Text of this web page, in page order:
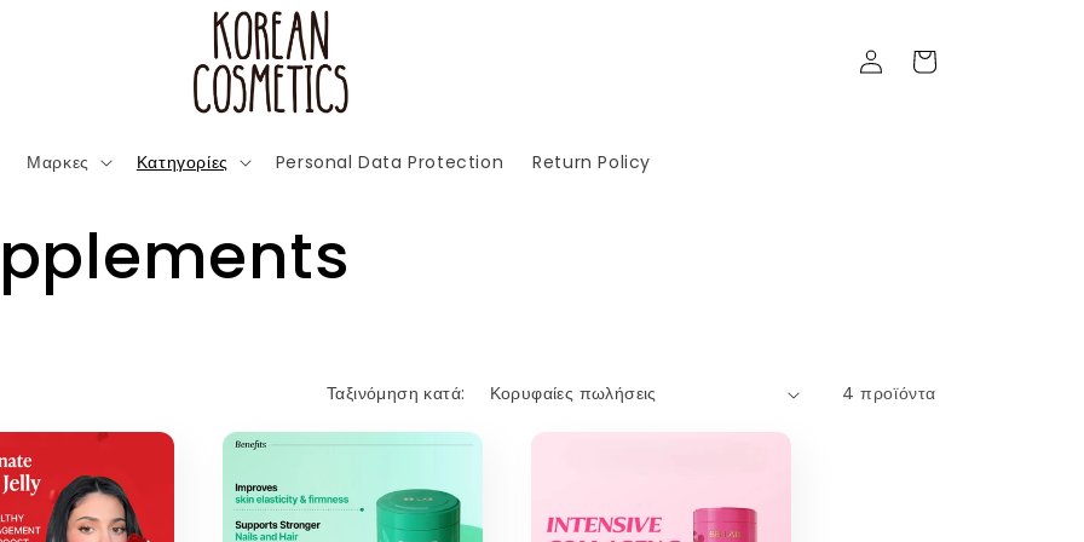
Μαρκες Κατηγορίες Personal Data Protection Return Policy
Σύνδεση Καλάθι
Ταξινόμηση κατά: 4 προϊόντα